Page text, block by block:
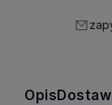
Opis